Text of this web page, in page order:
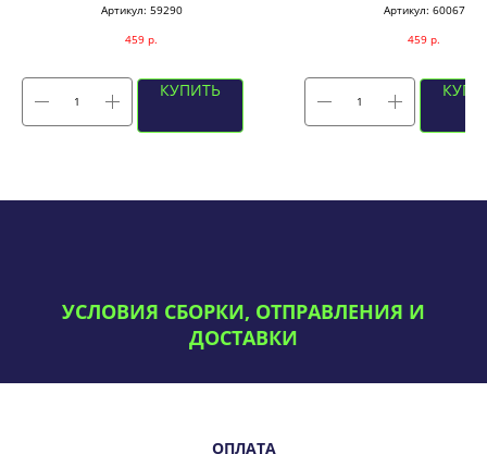
Артикул: 59290
459 р.
КУПИТЬ
Артикул: 60067
459 р.
УСЛОВИЯ СБОРКИ, ОТПРАВЛЕНИЯ И
ДОСТАВКИ
ОПЛАТА